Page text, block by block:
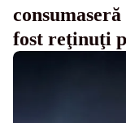
fost reţinuţi